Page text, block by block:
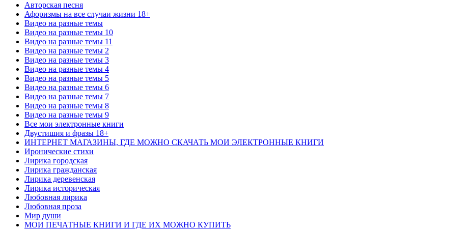
Авторская песня
Афоризмы на все случаи жизни 18+
Видео на разные темы
Видео на разные темы 10
Видео на разные темы 11
Видео на разные темы 2
Видео на разные темы 3
Видео на разные темы 4
Видео на разные темы 5
Видео на разные темы 6
Видео на разные темы 7
Видео на разные темы 8
Видео на разные темы 9
Все мои электронные книги
Двустишия и фразы 18+
ИНТЕРНЕТ МАГАЗИНЫ, ГДЕ МОЖНО СКАЧАТЬ МОИ ЭЛЕКТРОННЫЕ КНИГИ
Иронические стихи
Лирика городская
Лирика гражданская
Лирика деревенская
Лирика историческая
Любовная лирика
Любовная проза
Мир души
МОИ ПЕЧАТНЫЕ КНИГИ И ГДЕ ИХ МОЖНО КУПИТЬ